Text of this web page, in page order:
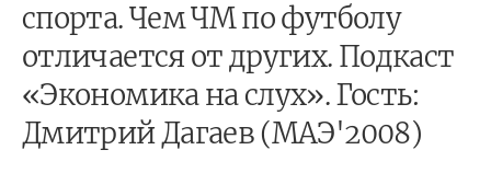
спорта. Чем ЧМ по футболу
отличается от других. Подкаст
«Экономика на слух». Гость:
Дмитрий Дагаев (МАЭ'2008)